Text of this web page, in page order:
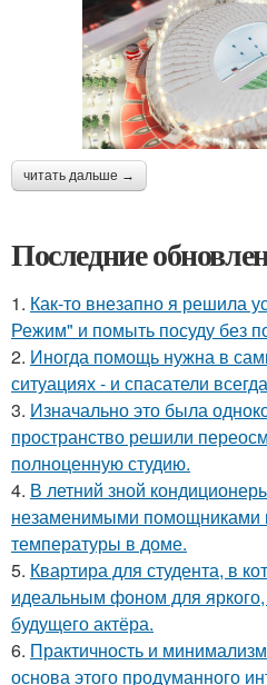
читать дальше →
Последние
1. Как-то внезапно я решила
Режим" и помыть посуду без
2. Иногда помощь нужна в
ситуациях - и спасатели
3. Изначально это была
пространство решили
полноценную студию.
4. В летний зной
незаменимыми помощниками
температуры в доме.
5. Квартира для студента, в
идеальным фоном для яркого,
будущего актёра.
6. Практичность и
основа этого продуманного